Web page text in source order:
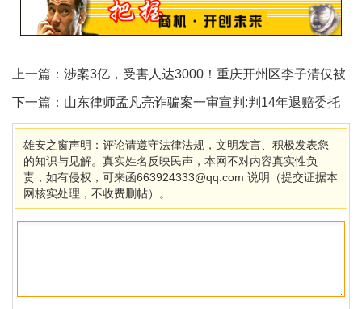
上一篇： 涉案3亿，受害人达3000！重庆开州区李子清仅被
判刑18年引质疑
下一篇： 山东律师孟凡亮诈骗案一审宣判:判14年退赔委托
人1200万
雄安之窗声明：评论请遵守法律法规，文明发言、积极发表您
的知识与见解。真实姓名反映民声，本网不对内容真实性负
责，如有侵权，可来函663924333@qq.com 说明（提交证据本
网核实处理，不收费删帖）。